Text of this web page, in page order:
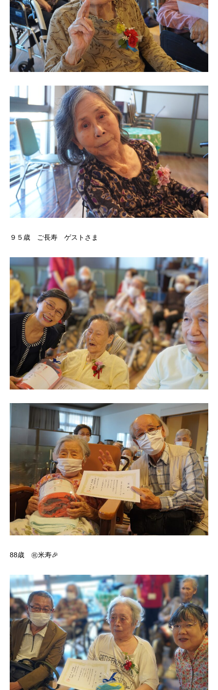
９５歳 ご長寿 ゲストさま
88歳 ㊗米寿🎉